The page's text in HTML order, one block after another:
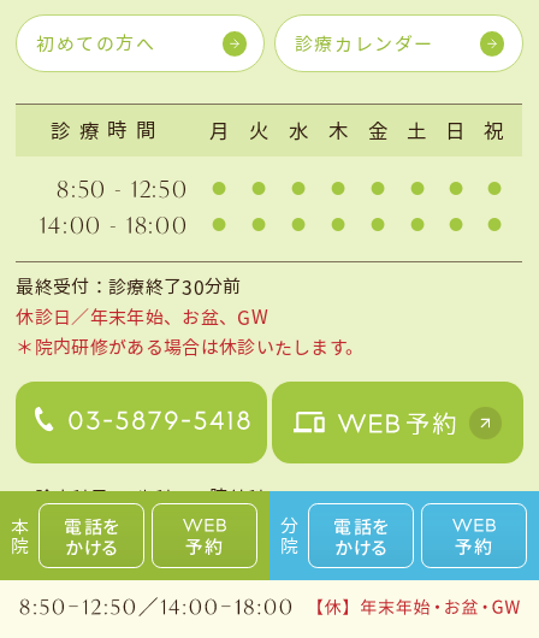
初めての方へ 診療カレンダー
診療時間 月 火 水 木 金 土 日 祝
8:50 - 12:50
14:00 - 18:00
最終受付：診療終了30分前
休診日／年末年始、お盆、GW
＊院内研修がある場合は休診いたします。
＜診療科目＞ 歯科・口腔外科
本院 分院